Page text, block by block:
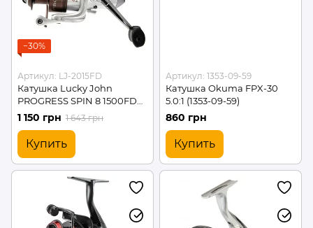
−30%
Артикул: LJ-2015FD
Катушка Lucky John
PROGRESS SPIN 8 1500FD
(260g/5.1:1/7+1) (LJ-2015FD)
1 150 грн 1 643 грн
Купить
Артикул: 1353-09-59
Катушка Okuma FPX-30
5.0:1 (1353-09-59)
860 грн
Купить